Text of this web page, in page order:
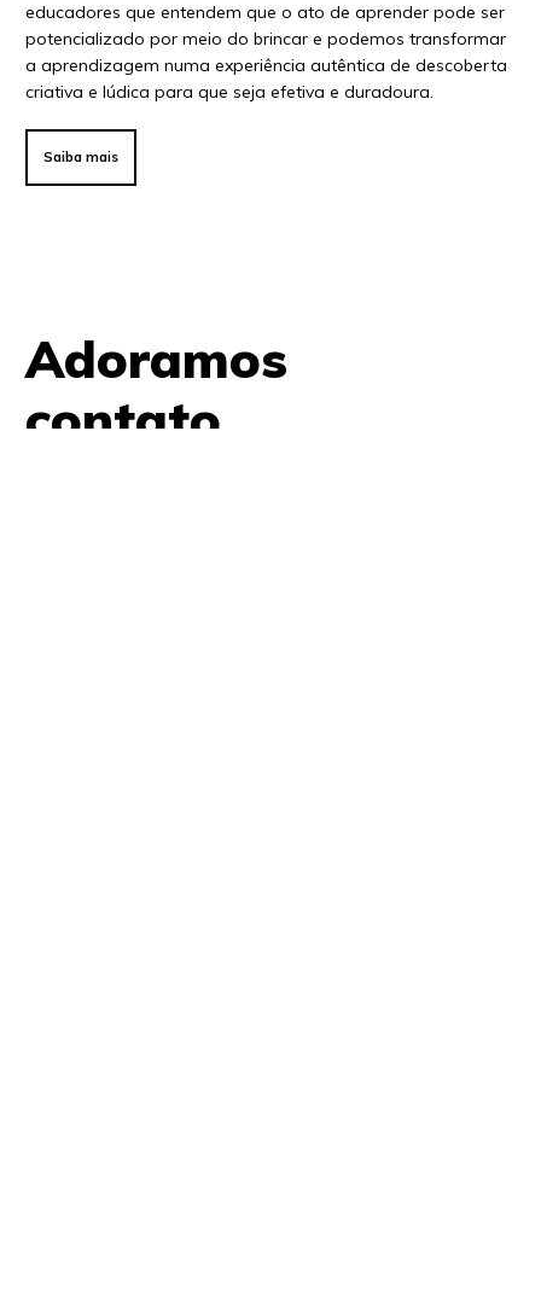
Para Educadores
Para Instituições
Para Líderes
educadores que entendem que o ato de aprender pode ser
potencializado por meio do brincar e podemos transformar
a aprendizagem numa experiência autêntica de descoberta
criativa e lúdica para que seja efetiva e duradoura.
Saiba mais
Adoramos
contato.